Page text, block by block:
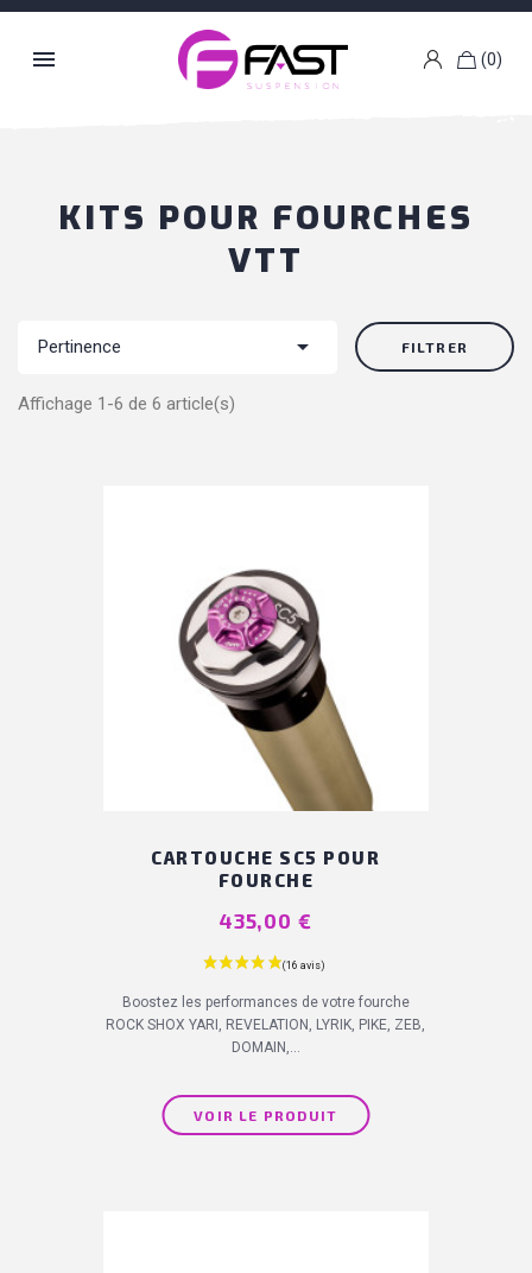
 g (0)
k
KITS POUR FOURCHES
VTT
Pertinence  FILTRER
Affichage 1-6 de 6 article(s)
CARTOUCHE SC5 POUR
FOURCHE
Prix
435,00 €
Boostez les performances de votre fourche
ROCK SHOX YARI, REVELATION, LYRIK, PIKE, ZEB,
DOMAIN,...
VOIR LE PRODUIT